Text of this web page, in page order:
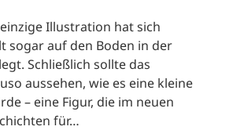
Illustration hat sich
sogar auf den Boden in der
Schließlich sollte das
aussehen, wie es eine kleine
– eine Figur, die im neuen
für…